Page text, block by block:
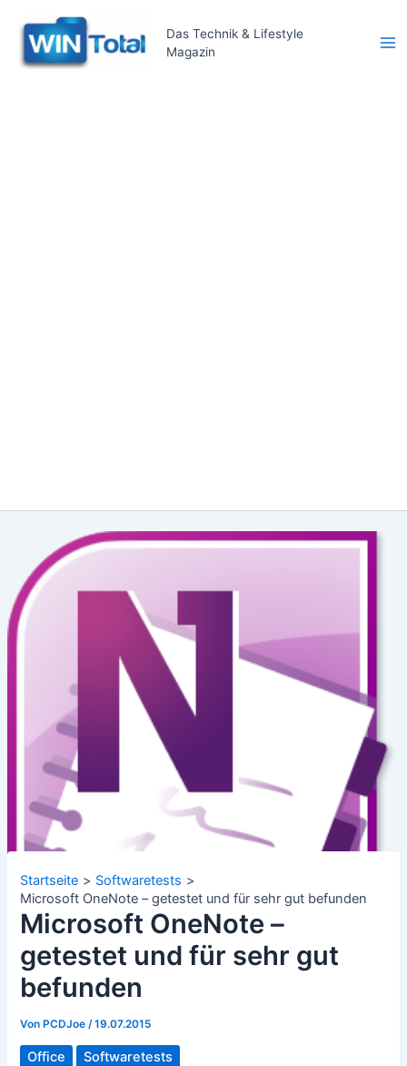
Inhalt
springen
Das Technik & Lifestyle
Magazin
Startseite
Softwaretests
Microsoft OneNote – getestet und für sehr gut befunden
Microsoft OneNote –
getestet und für sehr gut
befunden
Von PCDJoe/19.07.2015
Office Softwaretests